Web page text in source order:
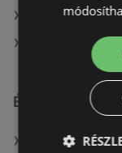
A(z) Privát
A(z) Aldi
Érdeklődésre
A(z) Alma